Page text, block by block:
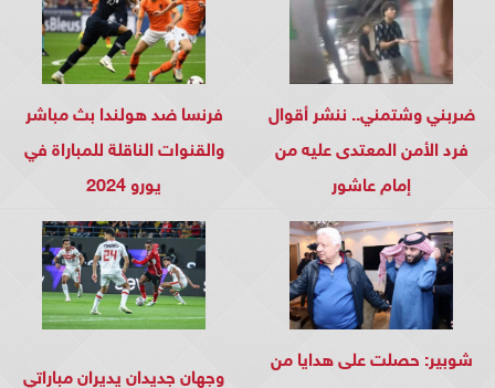
ضربني وشتمني.. ننشر أقوال
فرد الأمن المعتدى عليه من
إمام عاشور
فرنسا ضد هولندا بث مباشر
والقنوات الناقلة للمباراة في
يورو 2024
شوبير: حصلت على هدايا من
وجهان جديدان يديران مباراتي